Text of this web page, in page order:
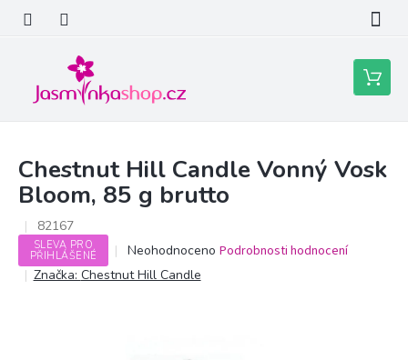
obsah
Nákupní
košík
Chestnut Hill Candle Vonný Vosk
Bloom, 85 g brutto
82167
SLEVA PRO
PŘIHLÁŠENÉ
Průměrné
hodnocení
produktu
Neohodnoceno Podrobnosti hodnocení
Značka: Chestnut Hill Candle